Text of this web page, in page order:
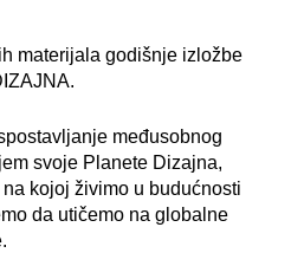
materijala godišnje izložbe
međusobnog
svoje Planete Dizajna,
kojoj živimo u budućnosti
da utičemo na globalne